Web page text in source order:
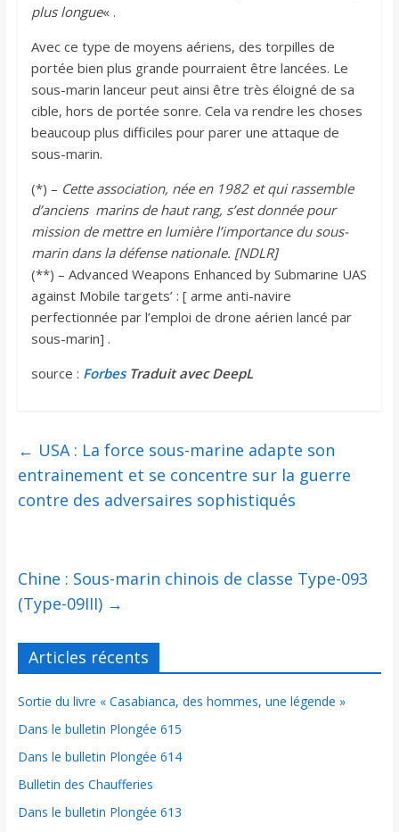
plus longue« .
Avec ce type de moyens aériens, des torpilles de
portée bien plus grande pourraient être lancées. Le
sous-marin lanceur peut ainsi être très éloigné de sa
cible, hors de portée sonre. Cela va rendre les choses
beaucoup plus difficiles pour parer une attaque de
sous-marin.
(*) – Cette association, née en 1982 et qui rassemble
d’anciens marins de haut rang, s’est donnée pour
mission de mettre en lumière l’importance du sous-
marin dans la défense nationale. [NDLR]
(**) – Advanced Weapons Enhanced by Submarine UAS
against Mobile targets’ : [ arme anti-navire
perfectionnée par l’emploi de drone aérien lancé par
sous-marin] .
source : ForbesTraduit avec DeepL
← USA : La force sous-marine adapte son
entrainement et se concentre sur la guerre
contre des adversaires sophistiqués
Chine : Sous-marin chinois de classe Type-093
(Type-09III) →
Articles récents
Sortie du livre « Casabianca, des hommes, une légende »
Dans le bulletin Plongée 615
Dans le bulletin Plongée 614
Bulletin des Chaufferies
Dans le bulletin Plongée 613